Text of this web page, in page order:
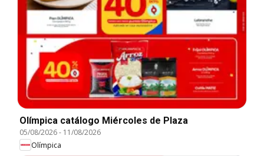
Olímpica catálogo Miércoles de Plaza
05/08/2026- 11/08/2026
Olímpica